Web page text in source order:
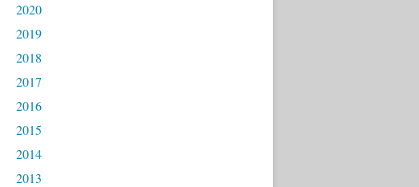
2020
2019
2018
2017
2016
2015
2014
2013